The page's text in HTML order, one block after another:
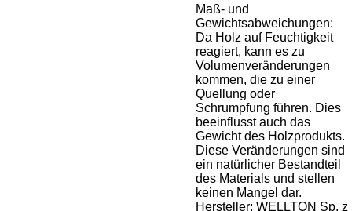
Maß- und
Gewichtsabweichungen:
Da Holz auf Feuchtigkeit
reagiert, kann es zu
Volumenveränderungen
kommen, die zu einer
Quellung oder
Schrumpfung führen. Dies
beeinflusst auch das
Gewicht des Holzprodukts.
Diese Veränderungen sind
ein natürlicher Bestandteil
des Materials und stellen
keinen Mangel dar.
Hersteller: WELLTON Sp. z